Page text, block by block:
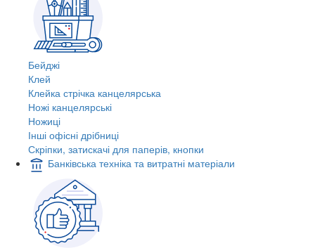
Бейджі
Клей
Клейка стрічка канцелярська
Ножі канцелярські
Ножиці
Інші офісні дрібниці
Скріпки, затискачі для паперів, кнопки
Банківська техніка та витратні матеріали